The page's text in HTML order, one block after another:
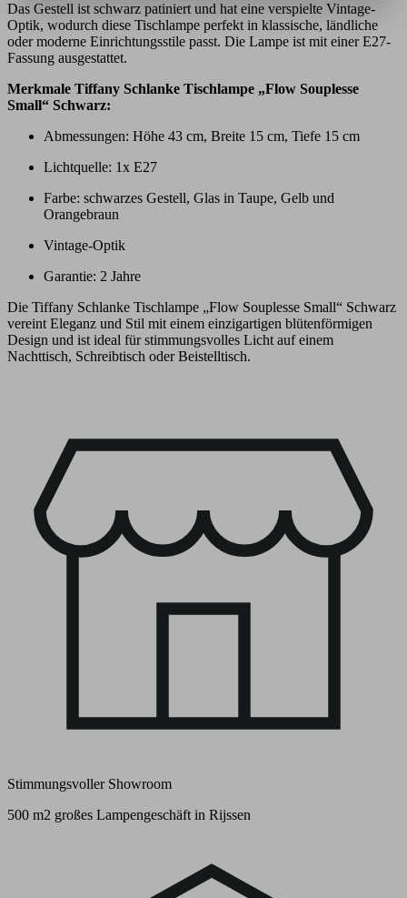
Das Gestell ist schwarz patiniert und hat eine verspielte Vintage-
Optik, wodurch diese Tischlampe perfekt in klassische, ländliche
oder moderne Einrichtungsstile passt. Die Lampe ist mit einer E27-
Fassung ausgestattet.
Merkmale Tiffany Schlanke Tischlampe „Flow Souplesse
Small“ Schwarz:
Abmessungen: Höhe 43 cm, Breite 15 cm, Tiefe 15 cm
Lichtquelle: 1x E27
Farbe: schwarzes Gestell, Glas in Taupe, Gelb und
Orangebraun
Vintage-Optik
Garantie: 2 Jahre
Die Tiffany Schlanke Tischlampe „Flow Souplesse Small“ Schwarz
vereint Eleganz und Stil mit einem einzigartigen blütenförmigen
Design und ist ideal für stimmungsvolles Licht auf einem
Nachttisch, Schreibtisch oder Beistelltisch.
Stimmungsvoller Showroom
500 m2 großes Lampengeschäft in Rijssen